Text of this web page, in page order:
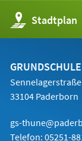
Stadtplan
(Öffnet
in
einem
Tab)
Sennelagerstraße
33104 Paderborn
gs-
Telefon: 05251-